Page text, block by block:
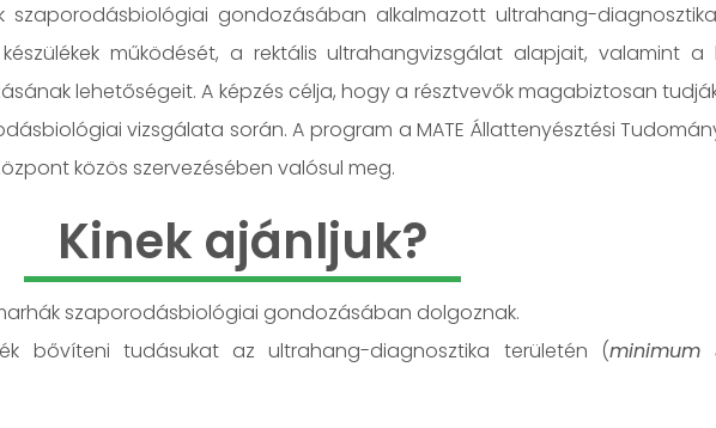
szaporodásbiológiai gondozásában alkalmazott ultrahang-
működését, a rektális ultrahangvizsgálat alapjait, valamint a
lehetőségeit. A képzés célja, hogy a résztvevők magabiztosan
vizsgálata során. A program a MATE Állattenyésztési
közös szervezésében valósul meg.
Kinek ajánljuk?
szaporodásbiológiai gondozásában dolgoznak.
bővíteni tudásukat az ultrahang-diagnosztika területén (